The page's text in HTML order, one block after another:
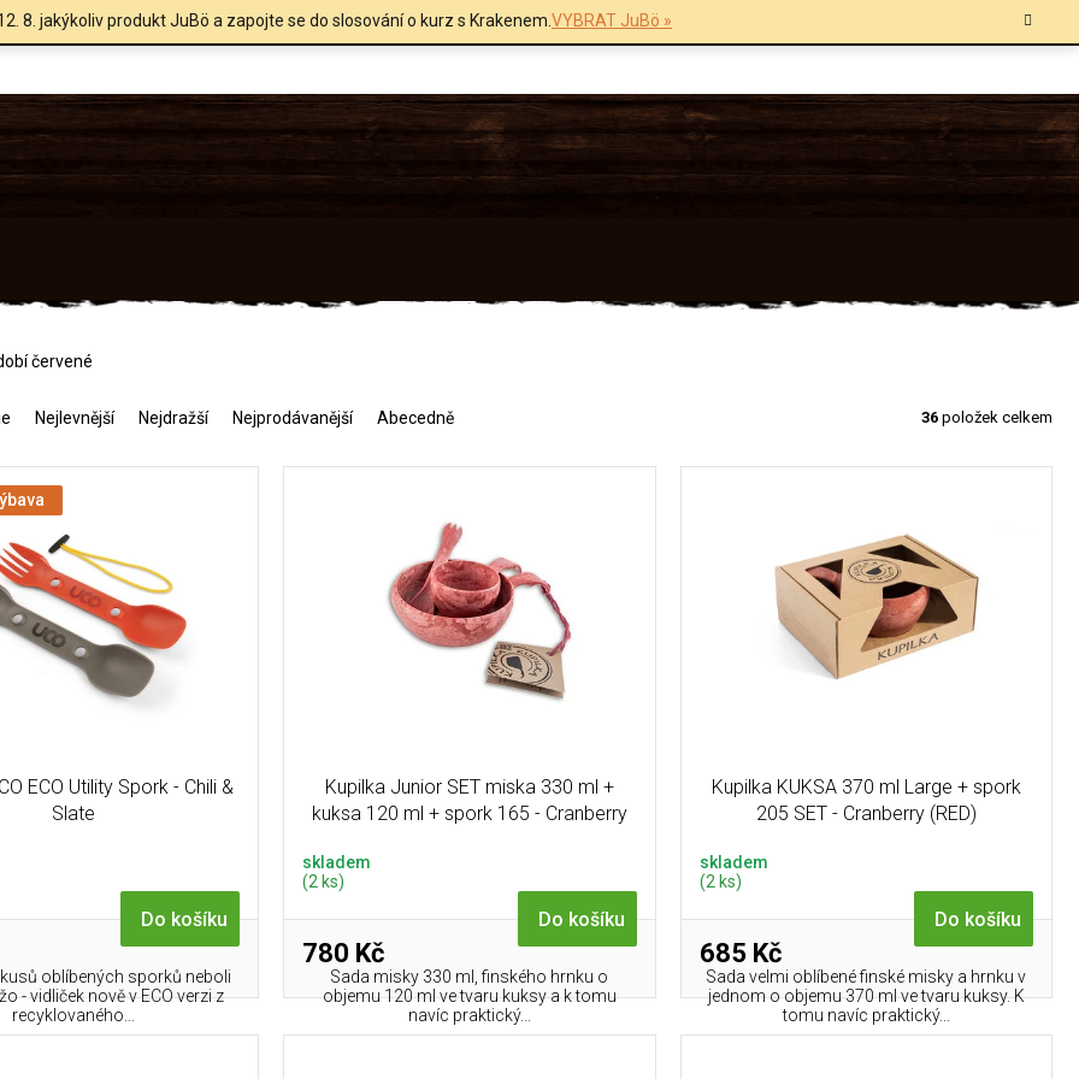
8. jakýkoliv produkt JuBö a zapojte se do slosování o kurz s Krakenem.VYBRAT JuBö »
červené
Nejlevnější Nejdražší Nejprodávanější Abecedně 36 položek celkem
ECO Utility Spork - Chili &
Slate
Do košíku
oblíbených sporků neboli
- vidliček nově v ECO verzi z
recyklovaného...
Kupilka Junior SET miska 330 ml +
kuksa 120 ml + spork 165 - Cranberry
skladem
(2 ks)
780 Kč
Do košíku
Sada misky 330 ml, finského hrnku o
objemu 120 ml ve tvaru kuksy a k tomu
navíc praktický...
Kupilka KUKSA 370 ml Large + spork
205 SET - Cranberry (RED)
skladem
(2 ks)
685 Kč
Do košíku
Sada velmi oblíbené finské misky a hrnku v
jednom o objemu 370 ml ve tvaru kuksy. K
tomu navíc praktický...